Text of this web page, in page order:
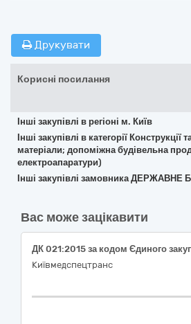
Друкувати
Корисні посилання
Інші закупівлі в регіоні м. Київ
Інші закупівлі в категорії Конструкції
матеріали; допоміжна будівельна
електроапаратури)
Інші закупівлі замовника
Вас може зацікавити
Київмедспецтранс